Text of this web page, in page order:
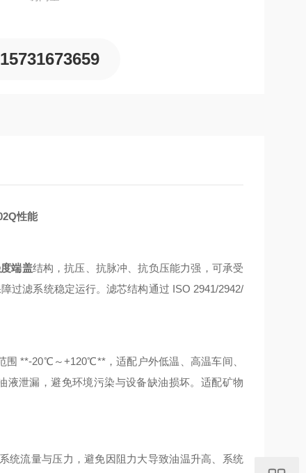
15731673659
性能
端盖结构，抗压、抗脉冲、抗负压能力强，可承受
过滤系统稳定运行。滤芯结构通过 ISO 2941/2942/
围 **-20℃～+120℃**，适配户外低温、高温车间、
液泄漏，避免环境污染与设备缺油损坏。适配矿物
统流量与压力，避免因阻力大导致油温升高、系统